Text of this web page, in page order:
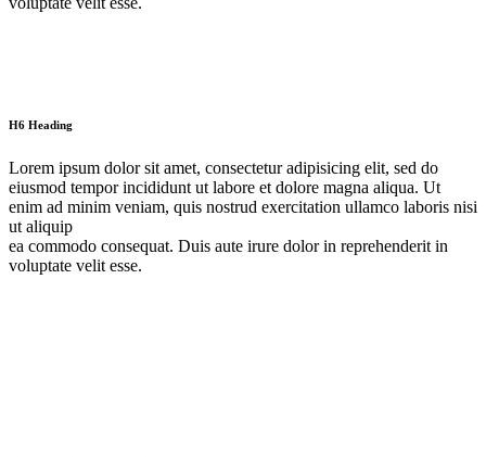
H6 Heading
Lorem ipsum dolor sit amet, consectetur adipisicing elit, sed do
eiusmod tempor incididunt ut labore et dolore magna aliqua. Ut
enim ad minim veniam, quis nostrud exercitation ullamco laboris nisi
ut aliquip
ea commodo consequat. Duis aute irure dolor in reprehenderit in
voluptate velit esse.